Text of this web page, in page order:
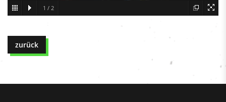
1 / 2
zurück